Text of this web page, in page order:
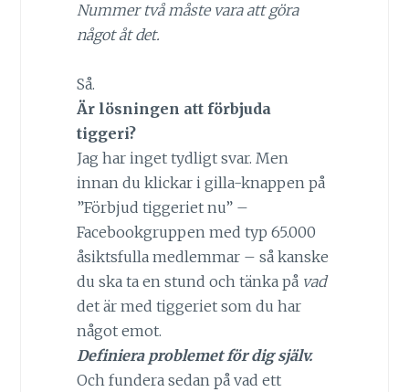
Nummer två måste vara att göra
något åt det.
Så.
Är lösningen att förbjuda
tiggeri?
Jag har inget tydligt svar. Men
innan du klickar i gilla-knappen på
”Förbjud tiggeriet nu” –
Facebookgruppen med typ 65.000
åsiktsfulla medlemmar – så kanske
du ska ta en stund och tänka på vad
det är med tiggeriet som du har
något emot.
Definiera problemet för dig själv.
Och fundera sedan på vad ett